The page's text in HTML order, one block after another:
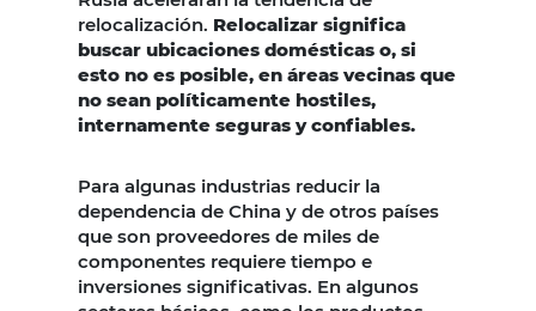
relocalización. Relocalizar significa
buscar ubicaciones domésticas o, si
esto no es posible, en áreas vecinas que
no sean políticamente hostiles,
internamente seguras y confiables.
Para algunas industrias reducir la
dependencia de China y de otros países
que son proveedores de miles de
componentes requiere tiempo e
inversiones significativas. En algunos